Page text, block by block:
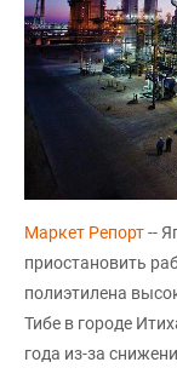
Маркет Репорт--
приостановить
полиэтилена
Тибе в городе
года из-за